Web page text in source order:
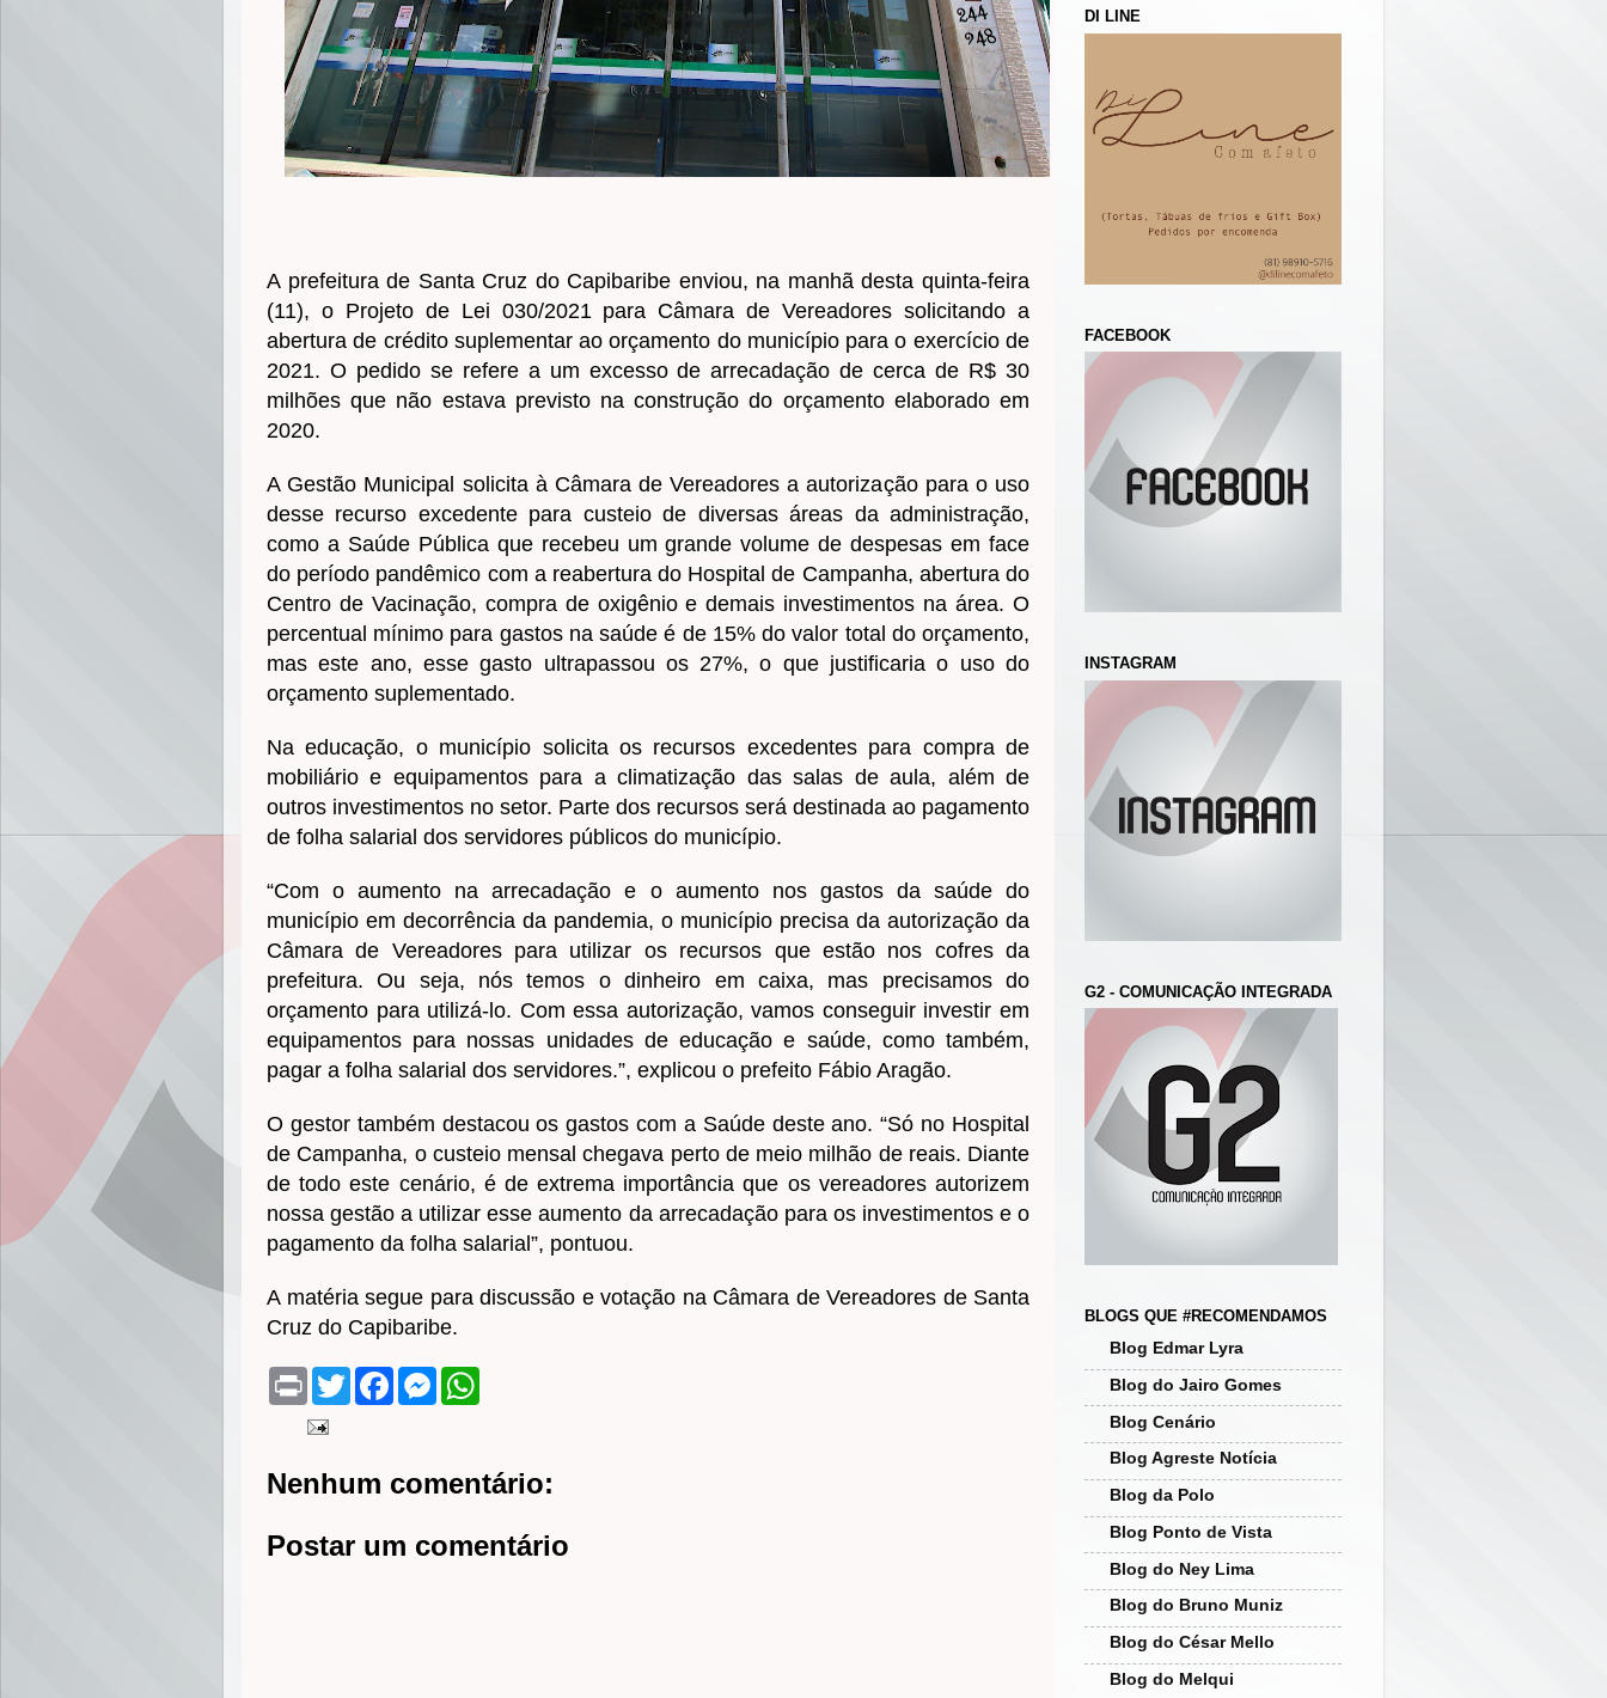
A prefeitura de Santa Cruz do Capibaribe enviou, na manhã desta quinta-feira
(11), o Projeto de Lei 030/2021 para Câmara de Vereadores solicitando a
abertura de crédito suplementar ao orçamento do município para o exercício de
2021. O pedido se refere a um excesso de arrecadação de cerca de R$ 30
milhões que não estava previsto na construção do orçamento elaborado em
2020.
A Gestão Municipal solicita à Câmara de Vereadores a autorização para o uso
desse recurso excedente para custeio de diversas áreas da administração,
como a Saúde Pública que recebeu um grande volume de despesas em face
do período pandêmico com a reabertura do Hospital de Campanha, abertura do
Centro de Vacinação, compra de oxigênio e demais investimentos na área. O
percentual mínimo para gastos na saúde é de 15% do valor total do orçamento,
mas este ano, esse gasto ultrapassou os 27%, o que justificaria o uso do
orçamento suplementado.
Na educação, o município solicita os recursos excedentes para compra de
mobiliário e equipamentos para a climatização das salas de aula, além de
outros investimentos no setor. Parte dos recursos será destinada ao pagamento
de folha salarial dos servidores públicos do município.
“Com o aumento na arrecadação e o aumento nos gastos da saúde do
município em decorrência da pandemia, o município precisa da autorização da
Câmara de Vereadores para utilizar os recursos que estão nos cofres da
prefeitura. Ou seja, nós temos o dinheiro em caixa, mas precisamos do
orçamento para utilizá-lo. Com essa autorização, vamos conseguir investir em
equipamentos para nossas unidades de educação e saúde, como também,
pagar a folha salarial dos servidores.”, explicou o prefeito Fábio Aragão.
O gestor também destacou os gastos com a Saúde deste ano. “Só no Hospital
de Campanha, o custeio mensal chegava perto de meio milhão de reais. Diante
de todo este cenário, é de extrema importância que os vereadores autorizem
nossa gestão a utilizar esse aumento da arrecadação para os investimentos e o
pagamento da folha salarial”, pontuou.
A matéria segue para discussão e votação na Câmara de Vereadores de Santa
Cruz do Capibaribe.
P
n
T
w
r
F
o
M
g
A
p
Nenhum comentário:
Postar um comentário
DI LINE
FACEBOOK
INSTAGRAM
G2 - COMUNICAÇÃO INTEGRADA
BLOGS QUE #RECOMENDAMOS
Blog Edmar Lyra
Blog do Jairo Gomes
Blog Cenário
Blog Agreste Notícia
Blog da Polo
Blog Ponto de Vista
Blog do Ney Lima
Blog do Bruno Muniz
Blog do César Mello
Blog do Melqui